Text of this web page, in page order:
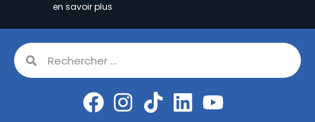
en savoir plus